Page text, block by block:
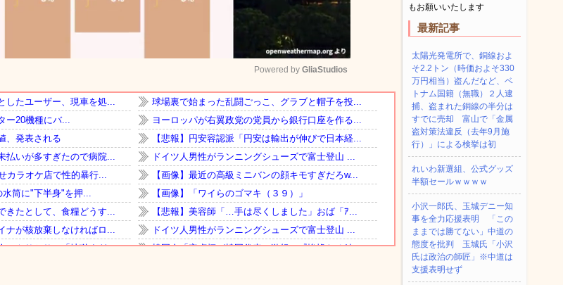
Mute
Powered by GliaStudios
もお願いいたします
最新記事
太陽光発電所で、銅線およ
そ2.2トン（時価およそ330
万円相当）盗んだなど、ベ
トナム国籍（無職）２人逮
捕、盗まれた銅線の半分は
すでに売却 富山で「金属
盗対策法違反（去年9月施
行）」による検挙は初
れいわ新選組、公式グッズ
半額セールｗｗｗｗ
小沢一郎氏、玉城デニー知
事を全力応援表明 「この
ままでは勝てない」中道の
態度を批判 玉城氏「小沢
氏は政治の師匠」※中道は
支援表明せず